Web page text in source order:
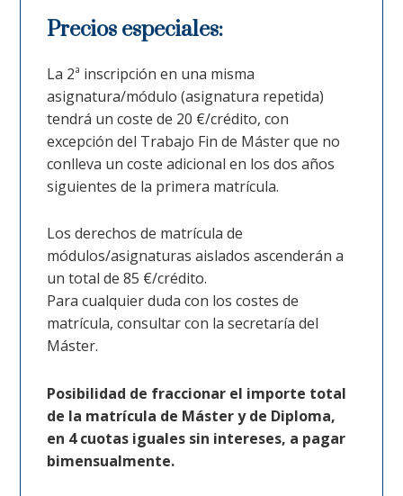
Precios especiales:
La 2ª inscripción en una misma
asignatura/módulo (asignatura repetida)
tendrá un coste de 20 €/crédito, con
excepción del Trabajo Fin de Máster que no
conlleva un coste adicional en los dos años
siguientes de la primera matrícula.
Los derechos de matrícula de
módulos/asignaturas aislados ascenderán a
un total de 85 €/crédito.
Para cualquier duda con los costes de
matrícula, consultar con la secretaría del
Máster.
Posibilidad de fraccionar el importe total
de la matrícula de Máster y de Diploma,
en 4 cuotas iguales sin intereses, a pagar
bimensualmente.